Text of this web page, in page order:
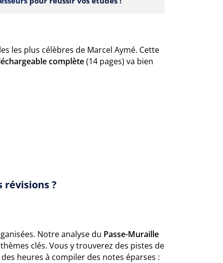
les plus célèbres de Marcel Aymé. Cette
complète(14 pages) va bien
révisions ?
Notre analyse du Passe-Muraille
clés. Vous y trouverez des pistes de
heures à compiler des notes éparses :